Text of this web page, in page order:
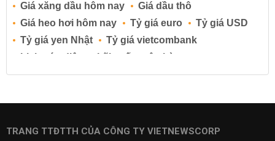
Giá xăng dầu hôm nay
Giá dầu thô
Giá heo hơi hôm nay
Tỷ giá euro
Tỷ giá USD
Tỷ giá yen Nhật
Tỷ giá vietcombank
Lịch cúp điện
Lãi suất ngân hàng
Lãi suất tiết kiệm
Lãi suất tiền gửi
Lãi suất ngân hàng BIDV
TRANG TTĐTTH CỦA CÔNG TY VIETNEWSCORP